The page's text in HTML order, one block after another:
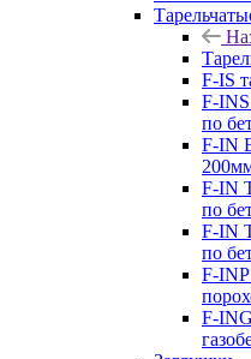
F-IS
F-
по
F-IN
F-IN
по
F-IN
по
F-INP
F-